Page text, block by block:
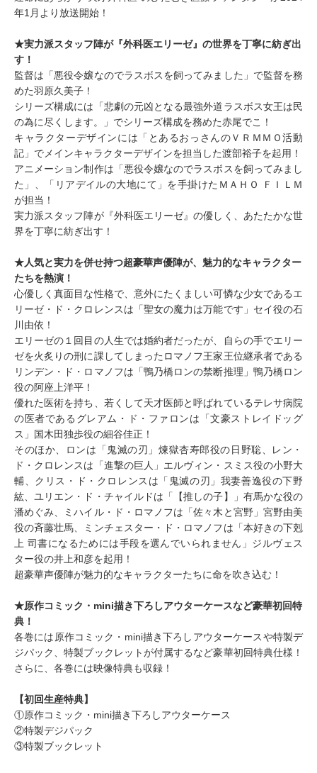
年1月より放送開始！
★実力派スタッフ陣が『外科医エリーゼ』の世界を丁寧に紡ぎ出
す！
監督は「悪役令嬢なのでラスボスを飼ってみました」で監督を務
めた羽原久美子！
シリーズ構成には「悲劇の元凶となる最強外道ラスボス女王は民
の為に尽くします。」でシリーズ構成を務めた赤尾でこ！
キャラクターデザインには「とあるおっさんのＶＲＭＭＯ活動
記」でメインキャラクターデザインを担当した渡部裕子を起用！
アニメーション制作は「悪役令嬢なのでラスボスを飼ってみまし
た」、「リアデイルの大地にて」を手掛けたＭＡＨＯ ＦＩＬＭ
が担当！
実力派スタッフ陣が『外科医エリーゼ』の優しく、あたたかな世
界を丁寧に紡ぎ出す！
★人気と実力を併せ持つ超豪華声優陣が、魅力的なキャラクター
たちを熱演！
心優しく真面目な性格で、意外にたくましい可憐な少女であるエ
リーゼ・ド・クロレンスは「聖女の魔力は万能です」セイ役の石
川由依！
エリーゼの１回目の人生では婚約者だったが、自らの手でエリー
ゼを火炙りの刑に課してしまったロマノフ王家王位継承者である
リンデン・ド・ロマノフは「鴨乃橋ロンの禁断推理」鴨乃橋ロン
役の阿座上洋平！
優れた医術を持ち、若くして天才医師と呼ばれているテレサ病院
の医者であるグレアム・ド・ファロンは「文豪ストレイドッグ
ス」国木田独歩役の細谷佳正！
そのほか、ロンは「鬼滅の刃」煉󠄁獄杏寿郎役の日野聡、レン・
ド・クロレンスは「進撃の巨人」エルヴィン・スミス役の小野大
輔、クリス・ド・クロレンスは「鬼滅の刃」我妻善逸役の下野
紘、ユリエン・ド・チャイルドは「【推しの子】」有馬かな役の
潘めぐみ、ミハイル・ド・ロマノフは「佐々木と宮野」宮野由美
役の斉藤壮馬、ミンチェスター・ド・ロマノフは「本好きの下剋
上 司書になるためには手段を選んでいられません」ジルヴェス
ター役の井上和彦を起用！
超豪華声優陣が魅力的なキャラクターたちに命を吹き込む！
★原作コミック・mini描き下ろしアウターケースなど豪華初回特
典！
各巻には原作コミック・mini描き下ろしアウターケースや特製デ
ジパック、特製ブックレットが付属するなど豪華初回特典仕様！
さらに、各巻には映像特典も収録！
【初回生産特典】
①原作コミック・mini描き下ろしアウターケース
②特製デジパック
③特製ブックレット